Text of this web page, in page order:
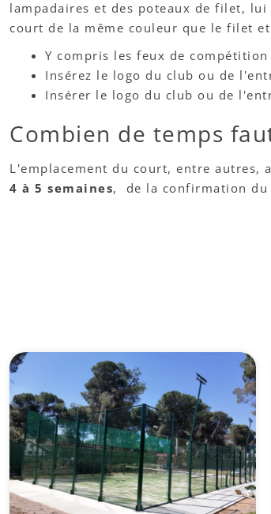
lampadaires et des poteaux de filet,
court de la même couleur que le filet
Y compris les feux de compétition
Insérez le logo du club ou de
Insérer le logo du club ou de
Combien de temps
L'emplacement du court, entre autres,
4 à 5 semaines, de la confirmation